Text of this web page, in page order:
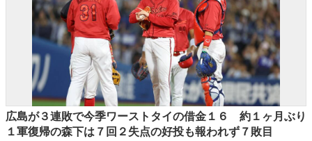
広島が３連敗で今季ワーストタイの借金１６ 約１ヶ月ぶり
１軍復帰の森下は７回２失点の好投も報われず７敗目